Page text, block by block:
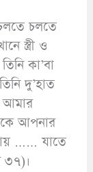
চলতে
স্ত্রী ও
কা’বা
দু’হাত
আমার
আপনার
…… যাতে
৩৭)।